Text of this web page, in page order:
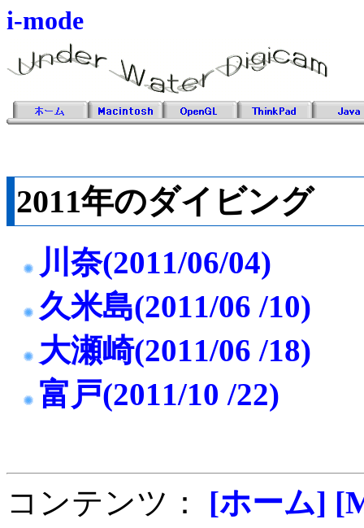
i-mode
2011年のダイビング
川奈(2011/06/04)
久米島(2011/06 /10)
大瀬崎(2011/06 /18)
富戸(2011/10 /22)
コンテンツ： [ホーム]